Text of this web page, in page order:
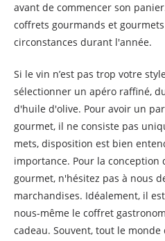
avant de commencer son
coffrets gourmands et
circonstances durant l'année.
Si le vin n’est pas trop votre
sélectionner un apéro raffiné,
d'huile d'olive. Pour avoir un
gourmet, il ne consiste pas
mets, disposition est bien
importance. Pour la
gourmet, n'hésitez pas à nous
marchandises. Idéalement, il
nous-même le coffret
cadeau. Souvent, tout le